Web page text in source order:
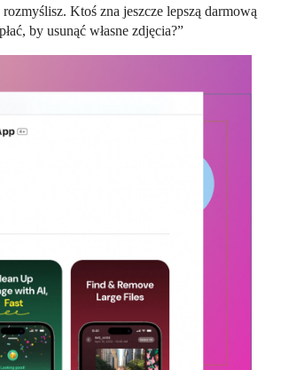
Ktoś zna jeszcze lepszą darmową
by usunąć własne zdjęcia?”